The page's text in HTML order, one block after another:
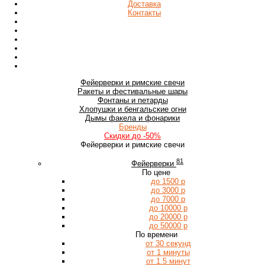
Доставка
Контакты
Фейерверки и римские свечи
Ракеты и фестивальные шары
Фонтаны и петарды
Хлопушки и бенгальские огни
Дымы факела и фонарики
Бренды
Скидки до -50%
Фейерверки и римские свечи
Фейерверки 81
По цене
до 1500 р
до 3000 р
до 7000 р
до 10000 р
до 20000 р
до 50000 р
По времени
от 30 секунд
от 1 минуты
от 1.5 минут